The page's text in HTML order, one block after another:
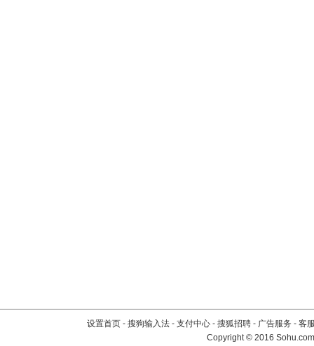
设置首页 - 搜狗输入法 - 支付中心 - 搜狐招聘 - 广告服务 - 客
Copyright©2016